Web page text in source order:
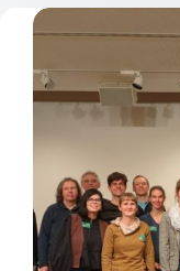
Wurzeln
über
von
Grasland